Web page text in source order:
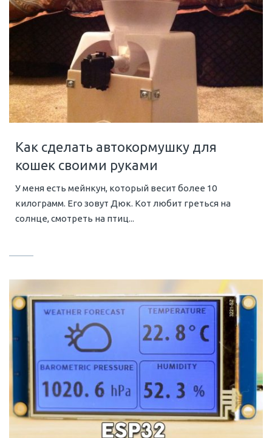
Как сделать автокормушку для
кошек своими руками
У меня есть мейнкун, который весит более 10
килограмм. Его зовут Дюк. Кот любит греться на
солнце, смотреть на птиц...